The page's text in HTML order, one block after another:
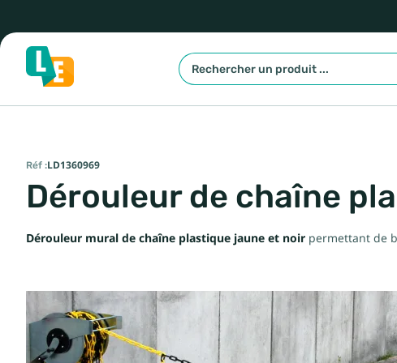
Réf :LD1360969
Dérouleur de chaîne
Dérouleur mural de chaîne plastique jaune et noir permettant de